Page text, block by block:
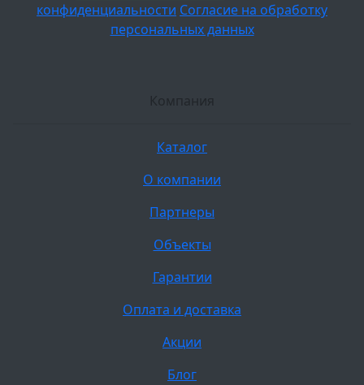
конфиденциальности Согласие на обработку
персональных данных
Компания
Каталог
О компании
Партнеры
Объекты
Гарантии
Оплата и доставка
Акции
Блог